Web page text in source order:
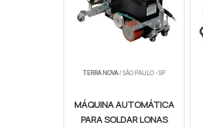
TERRA NOVA/ SÃO PAULO - SP
MÁQUINA AUTOMÁTICA
PARA SOLDAR LONAS